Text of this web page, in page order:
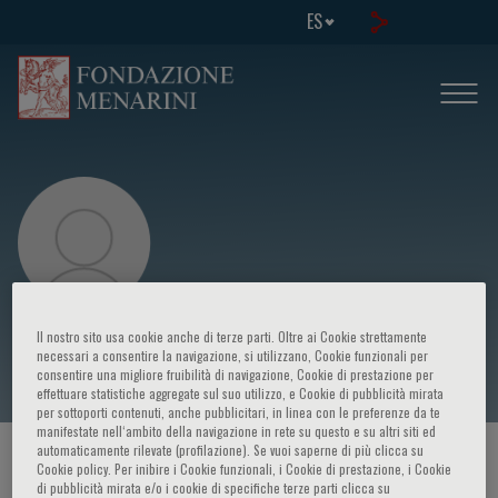
ES
Pantitra Pipatsawadwut
HOME PAGE / CURSOS Y EVENTOS / ORADOR
Il nostro sito usa cookie anche di terze parti. Oltre ai Cookie strettamente
necessari a consentire la navigazione, si utilizzano, Cookie funzionali per
consentire una migliore fruibilità di navigazione, Cookie di prestazione per
effettuare statistiche aggregate sul suo utilizzo, e Cookie di pubblicità mirata
per sottoporti contenuti, anche pubblicitari, in linea con le preferenze da te
manifestate nell‘ambito della navigazione in rete su questo e su altri siti ed
automaticamente rilevate (profilazione). Se vuoi saperne di più clicca su
Cookie policy. Per inibire i Cookie funzionali, i Cookie di prestazione, i Cookie
di pubblicità mirata e/o i cookie di specifiche terze parti clicca su